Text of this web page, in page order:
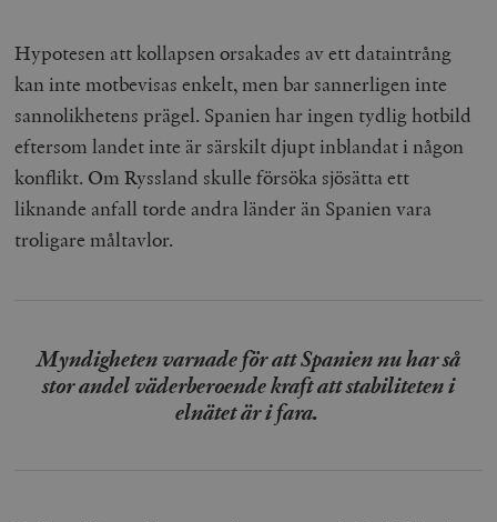
Hypotesen att kollapsen orsakades av ett dataintrång
kan inte motbevisas enkelt, men bar sannerligen inte
sannolikhetens prägel. Spanien har ingen tydlig hotbild
eftersom landet inte är särskilt djupt inblandat i någon
konflikt. Om Ryssland skulle försöka sjösätta ett
liknande anfall torde andra länder än Spanien vara
troligare måltavlor.
Myndigheten varnade för att Spanien nu har så
stor andel väderberoende kraft att stabiliteten i
elnätet är i fara.